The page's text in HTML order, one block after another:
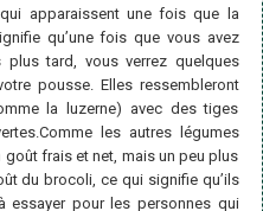
apparaissent une fois que la
qu’une fois que vous avez
tard, vous verrez quelques
pousse. Elles ressembleront
la luzerne) avec des tiges
les autres légumes
frais et net, mais un peu plus
du brocoli, ce qui signifie qu’ils
essayer pour les personnes qui